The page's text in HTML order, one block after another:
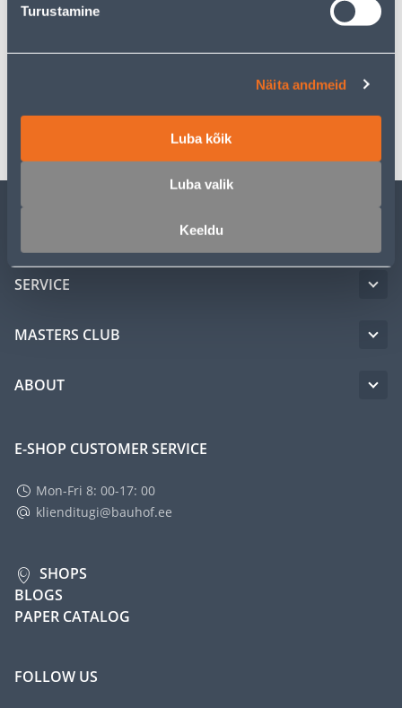
Turustamine
Näita andmeid
Luba kõik
Luba valik
Keeldu
Transport
SERVICE
MASTERS CLUB
ABOUT
E-SHOP CUSTOMER SERVICE
Mon-Fri 8: 00-17: 00
klienditugi@bauhof.ee
SHOPS
BLOGS
PAPER CATALOG
FOLLOW US